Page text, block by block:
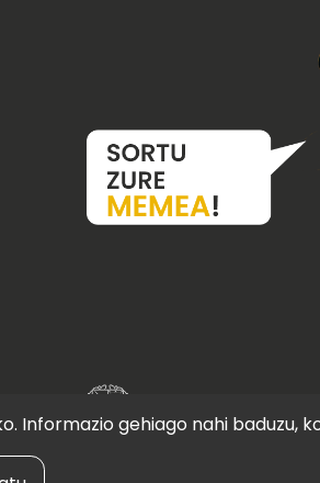
Informazio gehiago nahi baduzu,